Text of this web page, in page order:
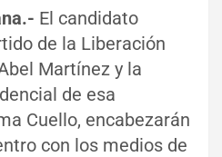
El candidato
de la Liberación
Martínez y la
de esa
Cuello, encabezarán
con los medios de